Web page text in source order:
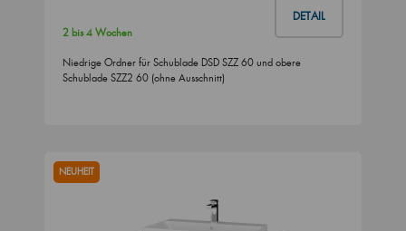
DETAIL
2 bis 4 Wochen
Niedrige Ordner für Schublade DSD SZZ 60 und obere
Schublade SZZ2 60 (ohne Ausschnitt)
NEUHEIT